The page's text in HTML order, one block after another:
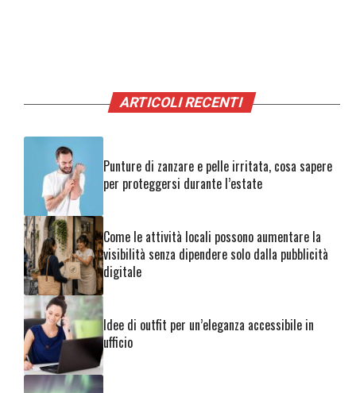
ARTICOLI RECENTI
Punture di zanzare e pelle irritata, cosa sapere
per proteggersi durante l’estate
Come le attività locali possono aumentare la
visibilità senza dipendere solo dalla pubblicità
digitale
Idee di outfit per un’eleganza accessibile in
ufficio